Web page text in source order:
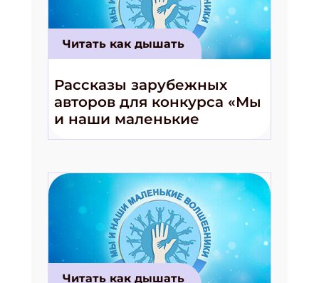
Читать как дышать
Рассказы зарубежных
авторов для конкурса «Мы
и наши маленькие
волшебники!»
Читать как дышать